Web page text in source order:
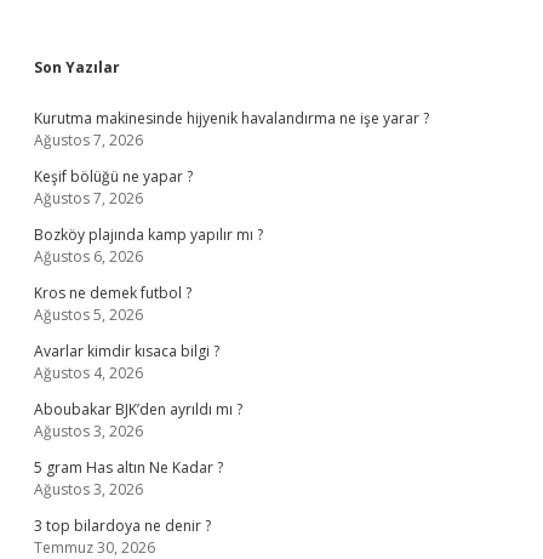
Sidebar
Son Yazılar
Kurutma makinesinde hijyenik havalandırma ne işe yarar ?
Ağustos 7, 2026
Keşif bölüğü ne yapar ?
Ağustos 7, 2026
Bozköy plajında kamp yapılır mı ?
Ağustos 6, 2026
Kros ne demek futbol ?
Ağustos 5, 2026
Avarlar kimdir kısaca bilgi ?
Ağustos 4, 2026
Aboubakar BJK’den ayrıldı mı ?
Ağustos 3, 2026
5 gram Has altın Ne Kadar ?
Ağustos 3, 2026
3 top bilardoya ne denir ?
Temmuz 30, 2026